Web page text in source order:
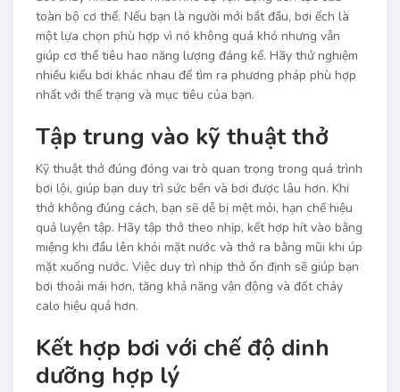
toàn bộ cơ thể. Nếu bạn là người mới bắt đầu, bơi ếch là
một lựa chọn phù hợp vì nó không quá khó nhưng vẫn
giúp cơ thể tiêu hao năng lượng đáng kể. Hãy thử nghiệm
nhiều kiểu bơi khác nhau để tìm ra phương pháp phù hợp
nhất với thể trạng và mục tiêu của bạn.
Tập trung vào kỹ thuật thở
Kỹ thuật thở đúng đóng vai trò quan trọng trong quá trình
bơi lội, giúp bạn duy trì sức bền và bơi được lâu hơn. Khi
thở không đúng cách, bạn sẽ dễ bị mệt mỏi, hạn chế hiệu
quả luyện tập. Hãy tập thở theo nhịp, kết hợp hít vào bằng
miệng khi đầu lên khỏi mặt nước và thở ra bằng mũi khi úp
mặt xuống nước. Việc duy trì nhịp thở ổn định sẽ giúp bạn
bơi thoải mái hơn, tăng khả năng vận động và đốt cháy
calo hiệu quả hơn.
Kết hợp bơi với chế độ dinh
dưỡng hợp lý